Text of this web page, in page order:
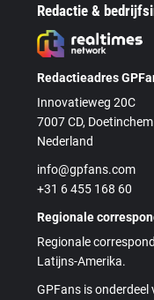
Redactie &
Redactieadres
Innovatieweg 20C
7007 CD, Doetinchem
Nederland
info@gpfans.com
+31 6 455 168 60
Regionale
Regionale
Latijns-Amerika.
GPFans is